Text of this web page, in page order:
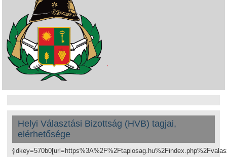
Helyi Választási Bizottság (HVB) tagjai,
elérhetősége